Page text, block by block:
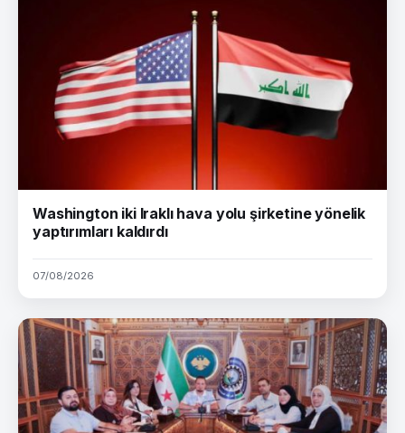
Washington iki Iraklı hava yolu şirketine yönelik
yaptırımları kaldırdı
07/08/2026